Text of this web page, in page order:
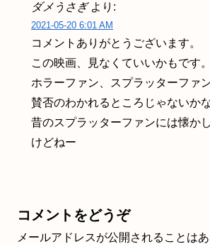
ダメうさぎ より:
2021-05-20 6:01 AM
コメントありがとうございます。
この映画、見なくていいかもです。
ホラーファン、スプラッターファ
賛否のわかれるところじゃないか
昔のスプラッターファンには懐か
けどねー
コメントをどうぞ
メールアドレスが公開されることはあ